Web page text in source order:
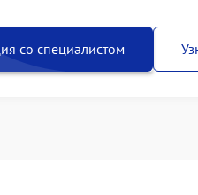
со специалистом